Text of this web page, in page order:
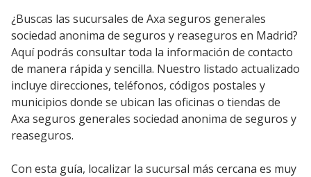
¿Buscas las sucursales de Axa seguros generales
sociedad anonima de seguros y reaseguros en Madrid?
Aquí podrás consultar toda la información de contacto
de manera rápida y sencilla. Nuestro listado actualizado
incluye direcciones, teléfonos, códigos postales y
municipios donde se ubican las oficinas o tiendas de
Axa seguros generales sociedad anonima de seguros y
reaseguros.
Con esta guía, localizar la sucursal más cercana es muy